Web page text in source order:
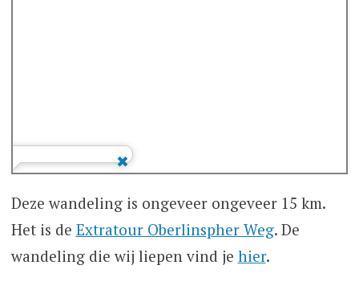
Deze wandeling is ongeveer ongeveer 15 km.
Het is de Extratour Oberlinspher Weg. De
wandeling die wij liepen vind je hier.